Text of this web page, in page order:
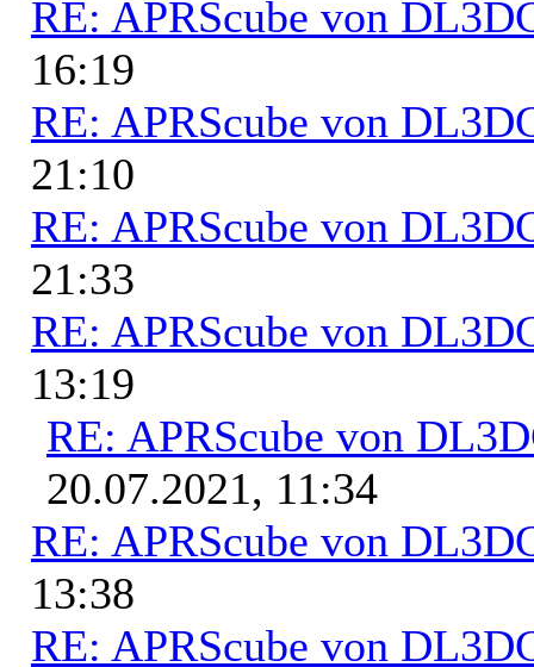
RE: APRScube von
16:19
RE: APRScube von
21:10
RE: APRScube von
21:33
RE: APRScube von
13:19
RE: APRScube von
20.07.2021, 11:34
RE: APRScube von
13:38
RE: APRScube von